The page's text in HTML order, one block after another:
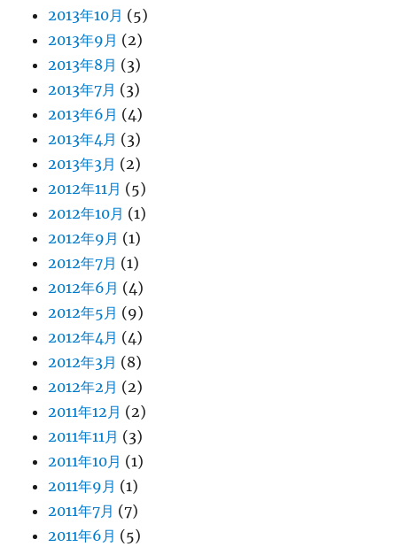
2013年10月 (5)
2013年9月 (2)
2013年8月 (3)
2013年7月 (3)
2013年6月 (4)
2013年4月 (3)
2013年3月 (2)
2012年11月 (5)
2012年10月 (1)
2012年9月 (1)
2012年7月 (1)
2012年6月 (4)
2012年5月 (9)
2012年4月 (4)
2012年3月 (8)
2012年2月 (2)
2011年12月 (2)
2011年11月 (3)
2011年10月 (1)
2011年9月 (1)
2011年7月 (7)
2011年6月 (5)